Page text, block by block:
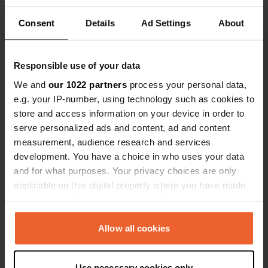
Consent Details Ad Settings About
Responsible use of your data
We and our 1022 partners process your personal data,
e.g. your IP-number, using technology such as cookies to
store and access information on your device in order to
serve personalized ads and content, ad and content
measurement, audience research and services
development. You have a choice in who uses your data
and for what purposes. Your privacy choices are only
applicable on this digital property where you have made
any time from the Cookie Declaration or by clicking on
the Privacy trigger icon.Allow all cookies
Koninkrijk
52° 24' 22" N 1° 43' 30" E
52.4061036 1.72499309
Kopiëren
Sitecode
97745
Upgrade naar PRO+
voor alle contactgegevens PRO+
Toon op kaart
Bezoek website